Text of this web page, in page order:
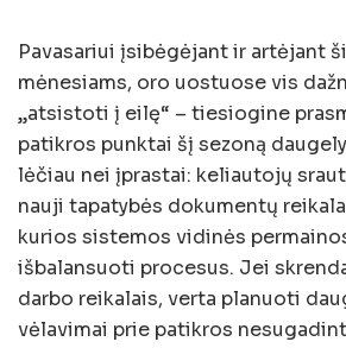
Pavasariui įsibėgėjant ir artėjant
mėnesiams, oro uostuose vis
„atsistoti į eilę“ – tiesiogine
patikros punktai šį sezoną
lėčiau nei įprastai: keliautojų
nauji tapatybės dokumentų
kurios sistemos vidinės
išbalansuoti procesus. Jei
darbo reikalais, verta planuoti
vėlavimai prie patikros